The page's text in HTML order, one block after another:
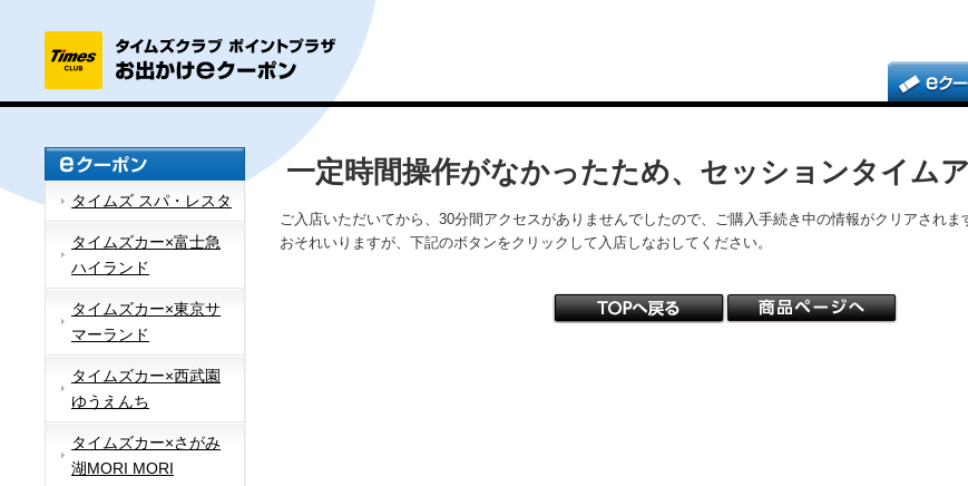
タイムズ スパ・レスタ
タイムズカー×富士急
ハイランド
タイムズカー×東京サ
マーランド
タイムズカー×西武園
ゆうえんち
タイムズカー×さがみ
湖MORI MORI
一定時間操作がなかったため、セッションタイム
ご入店いただいてから、30分間アクセスがありませんでしたので、ご購入手続き中の情報がクリアされま
おそれいりますが、下記のボタンをクリックして入店しなおしてください。